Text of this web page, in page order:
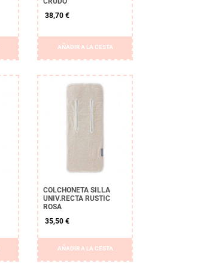
38,70 €
AÑADIR A LA CESTA
COLCHONETA SILLA
UNIV.RECTA RUSTIC
ROSA
35,50 €
AÑADIR A LA CESTA